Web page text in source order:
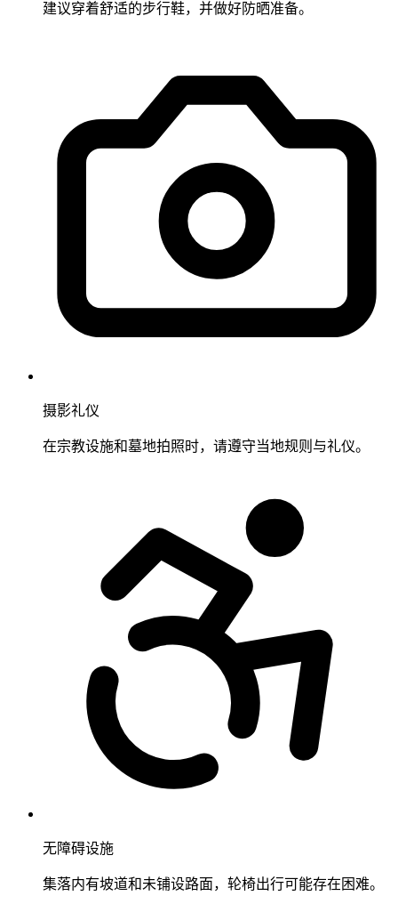
建议穿着舒适的步行鞋，并做好防晒准备。
摄影礼仪
在宗教设施和墓地拍照时，请遵守当地规则与礼仪。
无障碍设施
集落内有坡道和未铺设路面，轮椅出行可能存在困难。